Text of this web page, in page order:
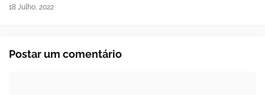
18 Julho, 2022
Postar um comentário